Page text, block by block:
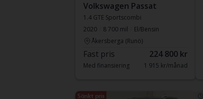
Volkswagen Passat
1.4 GTE Sportscombi
2020
8 700 mil
El/Bensin
Åkersberga (Runö)
Fast pris 224 800 kr
Med finansiering 1 915 kr/månad
Sänkt pris